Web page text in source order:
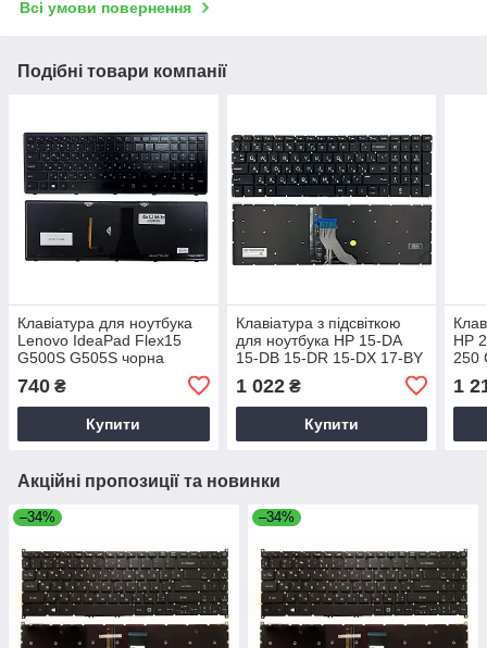
Всі умови повернення
Подібні товари компанії
Клавіатура для ноутбука
Lenovo IdeaPad Flex15
G500S G505S чорна
740 ₴
Купити
Клавіатура з підсвіткою
для ноутбука HP 15-DA
15-DB 15-DR 15-DX 17-BY
17-CA 250 255 256 G7 250
255 G8
1 022₴
Купити
HP
250
1
Акційні пропозиції та новинки
–34% –34%